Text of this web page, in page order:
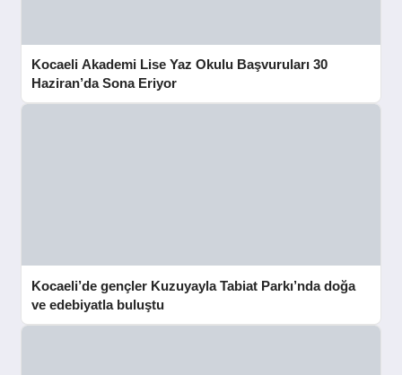
Kocaeli Akademi Lise Yaz Okulu Başvuruları 30
Haziran’da Sona Eriyor
Kocaeli’de gençler Kuzuyayla Tabiat Parkı’nda doğa
ve edebiyatla buluştu